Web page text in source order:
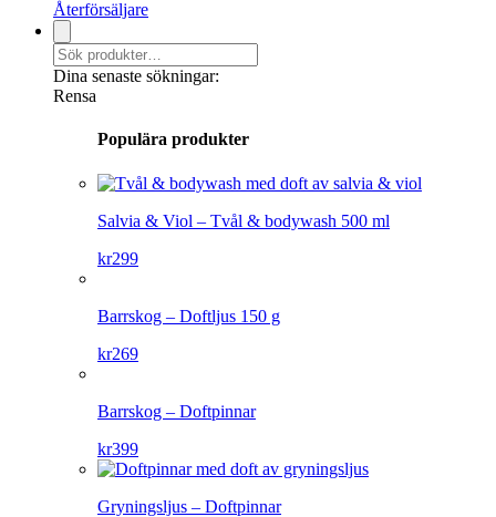
Återförsäljare
Dina senaste sökningar:
Rensa
Populära produkter
Salvia & Viol – Tvål & bodywash 500 ml
kr299
Barrskog – Doftljus 150 g
kr269
Barrskog – Doftpinnar
kr399
Gryningsljus – Doftpinnar